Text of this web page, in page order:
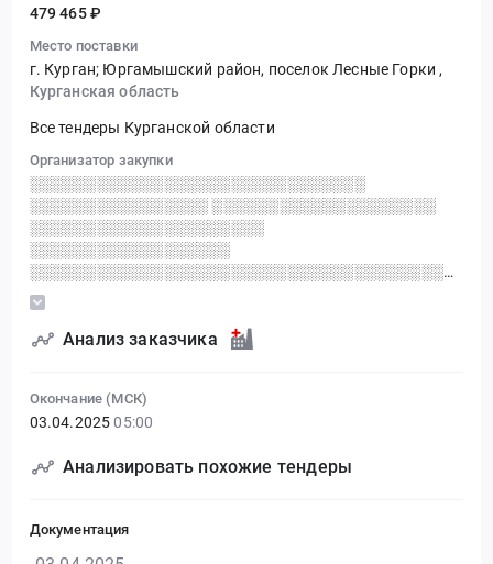
479 465 ₽
Место поставки
г. Курган; Юргамышский район, поселок Лесные Горки ,
Курганская область
Все тендеры Курганской области
Организатор закупки
░░░░░░░░░░░░░░░░░░░░░░░░░░░░░░
░░░░░░░░░░░░░░░░ ░░░░░░░░░░░░░░░░░░░░
░░░░░░░░░░░░░░░░░░░░░
░░░░░░░░░░░░░░░░░░
░░░░░░░░░░░░░░░░░░░░░░░░░░░░░░░░░░░░░░░░
░░░░░░░░░░░░░░░░░░░
Анализ заказчика
Окончание (МСК)
03.04.2025 05:00
Анализировать похожие тендеры
Документация